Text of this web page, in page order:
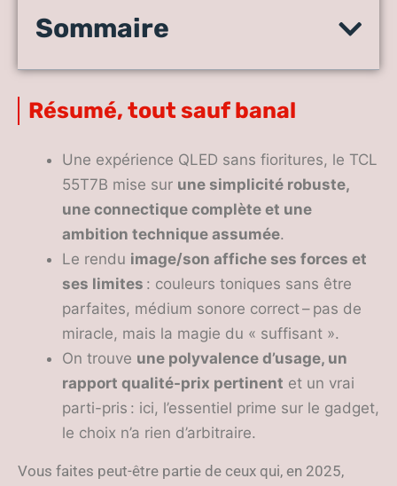
TCL 55T7B test : les avis des
exigeants
Sommaire
Résumé, tout sauf banal
Une expérience QLED sans fioritures, le TCL
55T7B mise sur une simplicité robuste,
une connectique complète et une
ambition technique assumée.
Le rendu image/son affiche ses forces et
ses limites : couleurs toniques sans être
parfaites, médium sonore correct – pas de
miracle, mais la magie du « suffisant ».
On trouve une polyvalence d’usage, un
rapport qualité-prix pertinent et un vrai
parti-pris : ici, l’essentiel prime sur le gadget,
le choix n’a rien d’arbitraire.
Vous faites peut-être partie de ceux qui, en 2025,